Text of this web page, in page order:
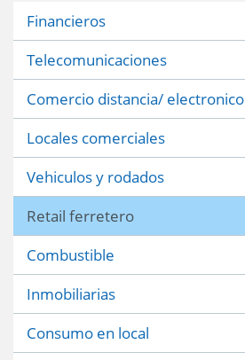
Financieros
Telecomunicaciones
Comercio distancia/ electronico
Locales comerciales
Vehiculos y rodados
Retail ferretero
Combustible
Inmobiliarias
Consumo en local